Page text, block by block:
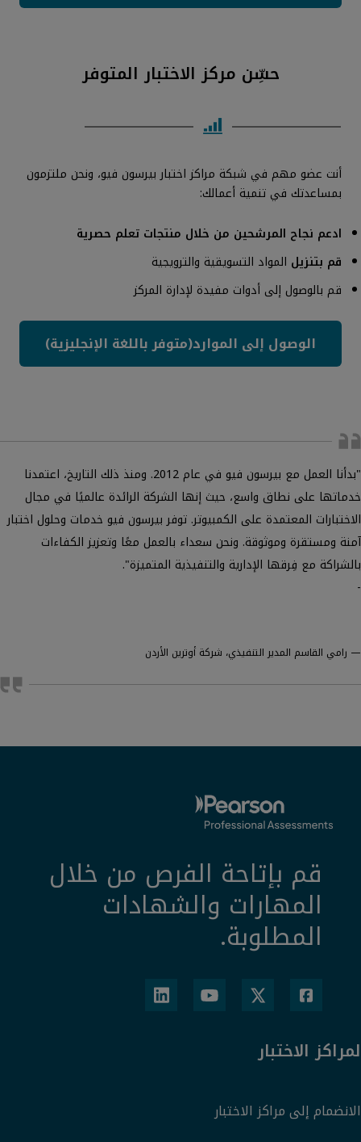
حسِّن مركز الاختبار المتوفر
أنت عضو مهم في شبكة مراكز اختبار بيرسون فيو، ونحن ملتزمون
بمساعدتك في تنمية أعمالك:
ادعم نجاح المرشحين من خلال منتجات تعلم حصرية
قم بتنزيل المواد التسويقية والترويجية
قم بالوصول إلى أدوات مفيدة لإدارة المركز
الوصول إلى الموارد(متوفر باللغة الإنجليزية)
"بدأنا العمل مع بيرسون فيو في عام 2012. ومنذ ذلك التاريخ، اعتمدنا
خدماتها على نطاق واسع، حيث إنها الشركة الرائدة عالميًا في مجال
الاختبارات المعتمدة على الكمبيوتر. توفر بيرسون فيو خدمات وحلول اختبار
آمنة ومستقرة وموثوقة. ونحن سعداء بالعمل معًا وتعزيز الكفاءات
بالشراكة مع فِرقها الإدارية والتنفيذية المتميزة".
-
— رامي القاسم المدير التنفيذي، شركة أوترين الأردن
قم بإتاحة الفرص من خلال
المهارات والشهادات
المطلوبة.
لمراكز الاختبار
الانضمام إلى مراكز الاختبار